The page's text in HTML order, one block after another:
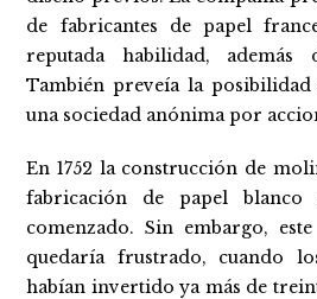
de fabricantes de papel
reputada habilidad, además
También preveía la
una sociedad anónima por
En 1752 la construcción de
fabricación de papel
comenzado. Sin embargo,
quedaría frustrado, cuando
habían invertido ya más de